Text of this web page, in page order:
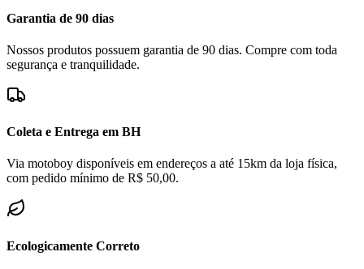
Garantia de 90 dias
Nossos produtos possuem garantia de 90 dias. Compre com toda
segurança e tranquilidade.
Coleta e Entrega em BH
Via motoboy disponíveis em endereços a até 15km da loja física,
com pedido mínimo de R$ 50,00.
Ecologicamente Correto